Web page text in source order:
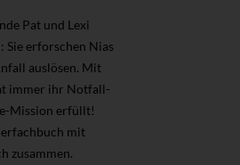
Pat und Lexi
Sie erforschen Nias
auslösen. Mit
immer ihr Notfall-
Mission erfüllt!
mit
zusammen.